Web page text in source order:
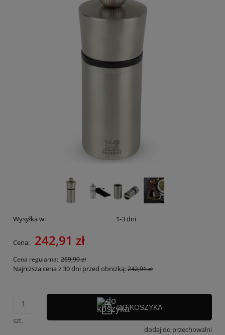
Wysyłka w: 1-3 dni
Cena: 242,91 zł
Cena regularna: 269,90 zł
Najniższa cena z 30 dni przed obniżką:242,91 zł
szt.
DO KOSZYKA
dodaj do przechowalni